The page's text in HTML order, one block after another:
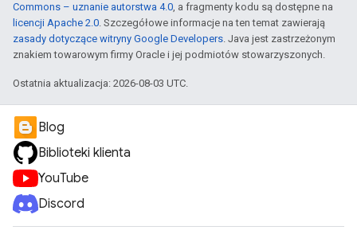
Commons – uznanie autorstwa 4.0, a fragmenty kodu są dostępne na
licencji Apache 2.0. Szczegółowe informacje na ten temat zawierają
zasady dotyczące witryny Google Developers. Java jest zastrzeżonym
znakiem towarowym firmy Oracle i jej podmiotów stowarzyszonych.
Ostatnia aktualizacja: 2026-08-03 UTC.
Blog
Biblioteki klienta
YouTube
Discord